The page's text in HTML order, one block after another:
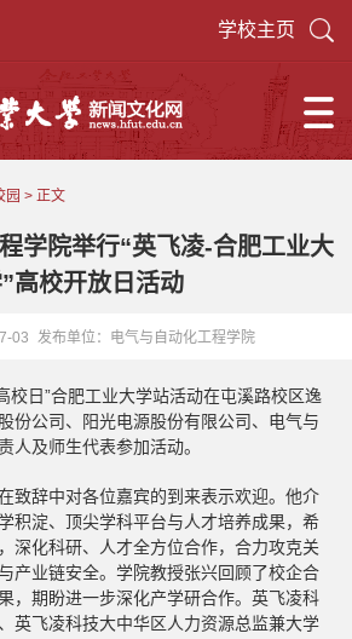
学校主页
园 > 正文
学院举行“英飞凌-合肥工业大
高校开放日活动
03 发布单位：电气与自动化工程学院
校日”合肥工业大学站活动在屯溪路校区逸
份公司、阳光电源股份有限公司、电气与
人及师生代表参加活动。
致辞中对各位嘉宾的到来表示欢迎。他介
积淀、顶尖学科平台与人才培养成果，希
深化科研、人才全方位合作，合力攻克关
产业链安全。学院教授张兴回顾了校企合
，期盼进一步深化产学研合作。英飞凌科
英飞凌科技大中华区人力资源总监兼大学